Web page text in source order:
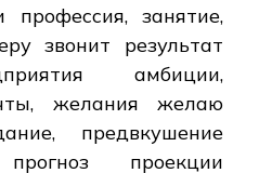
профессия, занятие,
звонит результат
амбиции,
желания желаю
предвкушение
прогноз проекции